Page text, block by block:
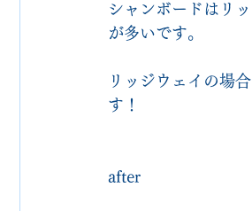
crockett&jones
シャンボードはリ
が多いです。
リッジウェイの場
す！
after